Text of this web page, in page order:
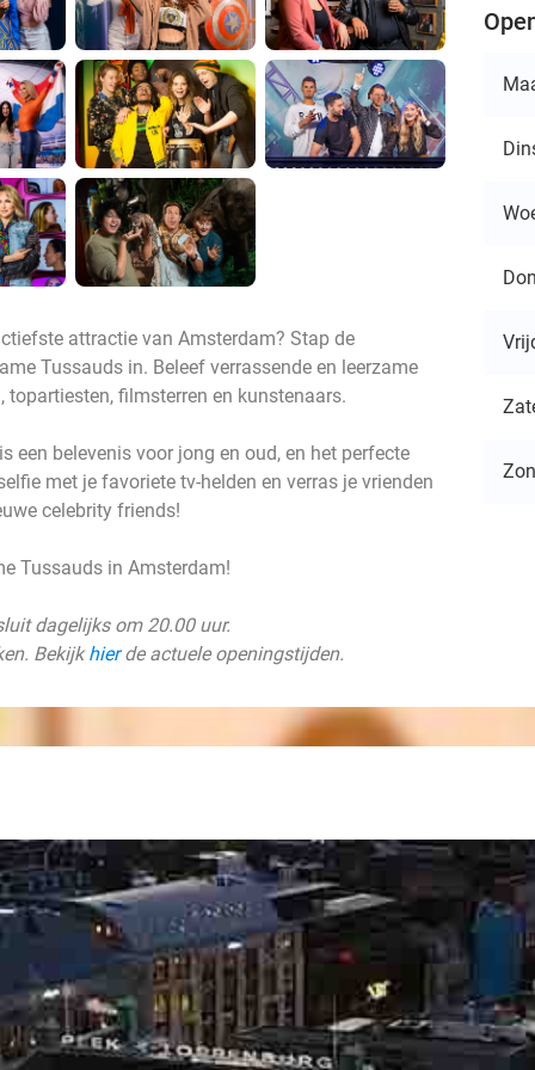
attractie van Amsterdam? Stap de
Tussauds in. Beleef verrassende en leerzame
filmsterren en kunstenaars.
een belevenis voor jong en oud, en het perfecte
met je favoriete tv-helden en verras je vrienden
celebrity friends!
Tussauds in Amsterdam!
dagelijks om 20.00 uur.
Bekijkhierde actuele openingstijden.